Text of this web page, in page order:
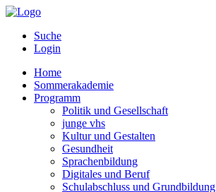
Suche
Login
Home
Sommerakademie
Programm
Politik und Gesellschaft
junge vhs
Kultur und Gestalten
Gesundheit
Sprachenbildung
Digitales und Beruf
Schulabschluss und Grundbildung